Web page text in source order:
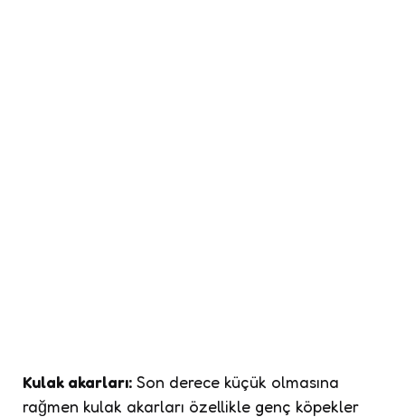
Kulak akarları: Son derece küçük olmasına
rağmen kulak akarları özellikle genç köpekler